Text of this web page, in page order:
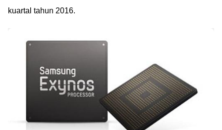
kuartal tahun 2016.